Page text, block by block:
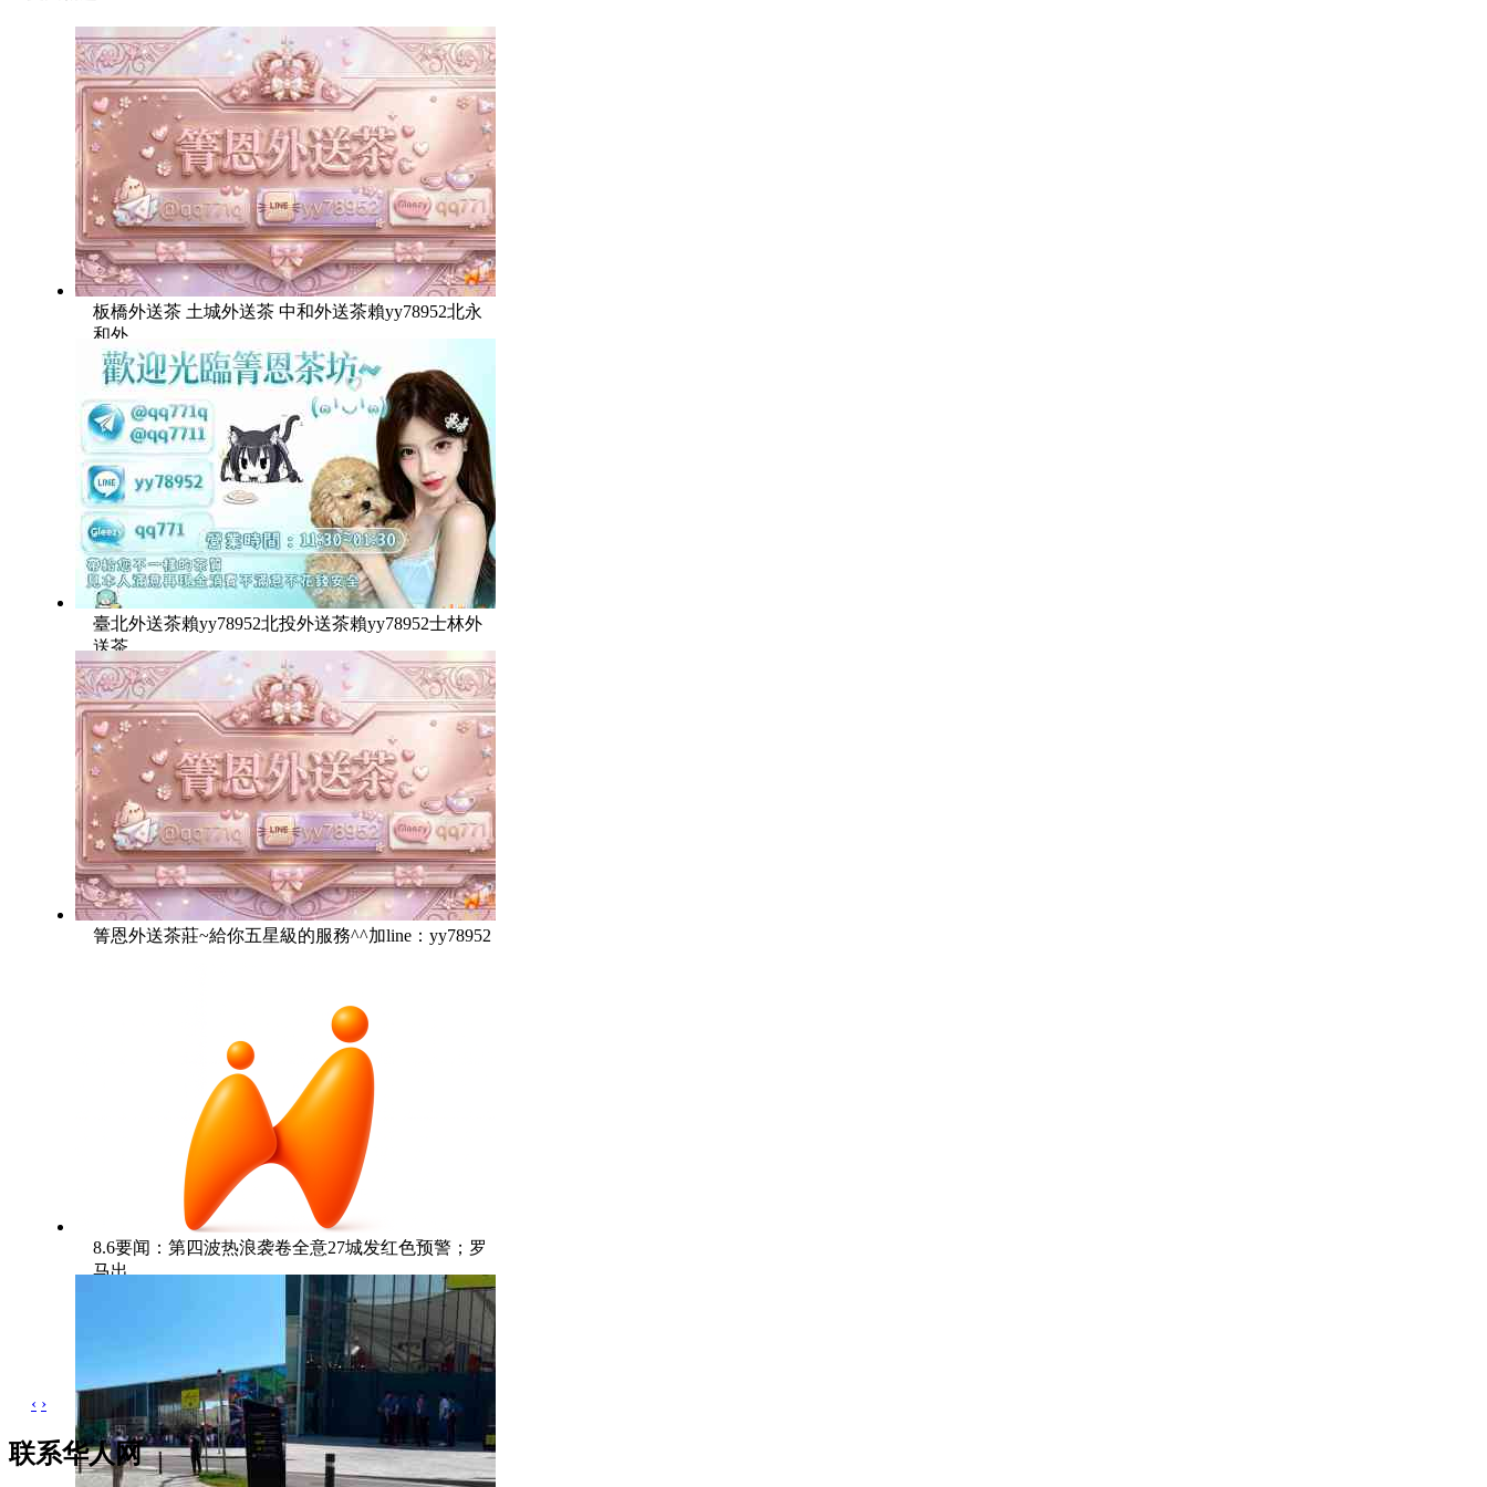
板橋外送茶 土城外送茶 中和外送茶賴yy78952北永
和外
臺北外送茶賴yy78952北投外送茶賴yy78952士林外
送茶
箐恩外送茶莊~給你五星級的服務^^加line：yy78952
8.6要闻：第四波热浪袭卷全意27城发红色预警；罗
马出
‹ ›
联系华人网